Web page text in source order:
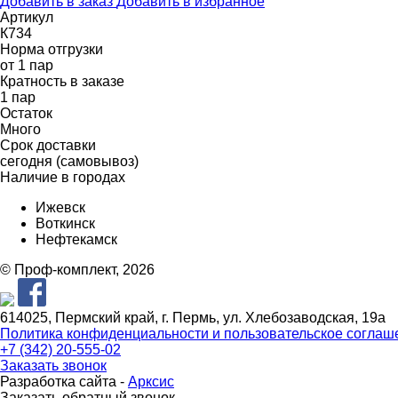
Артикул
К734
Норма отгрузки
от 1 пар
Кратность в заказе
1 пар
Остаток
Много
Срок доставки
cегодня (самовывоз)
Наличие в городах
Ижевск
Воткинск
Нефтекамск
© Проф-комплект, 2026
614025, Пермский край, г. Пермь, ул. Хлебозаводская, 19а
Политика конфиденциальности и пользовательское
+7 (342) 20-555-02
Заказать звонок
Разработка сайта - Арксис